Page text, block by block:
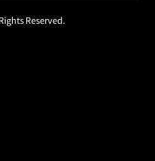
Reserved.